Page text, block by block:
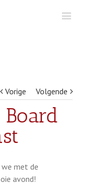
Vorige Volgende
we met de
avond!